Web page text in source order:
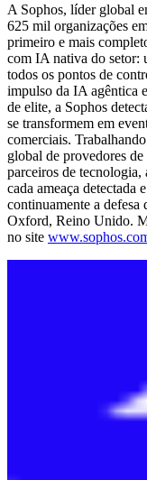
A Sophos, líder global
625 mil organizações
primeiro e mais
com IA nativa do setor:
todos os pontos de
impulso da IA agêntica
de elite, a Sophos
se transformem em
comerciais.
global de provedores
parceiros de
cada ameaça detectada
continuamente a defesa
Oxford, Reino Unido.
no site